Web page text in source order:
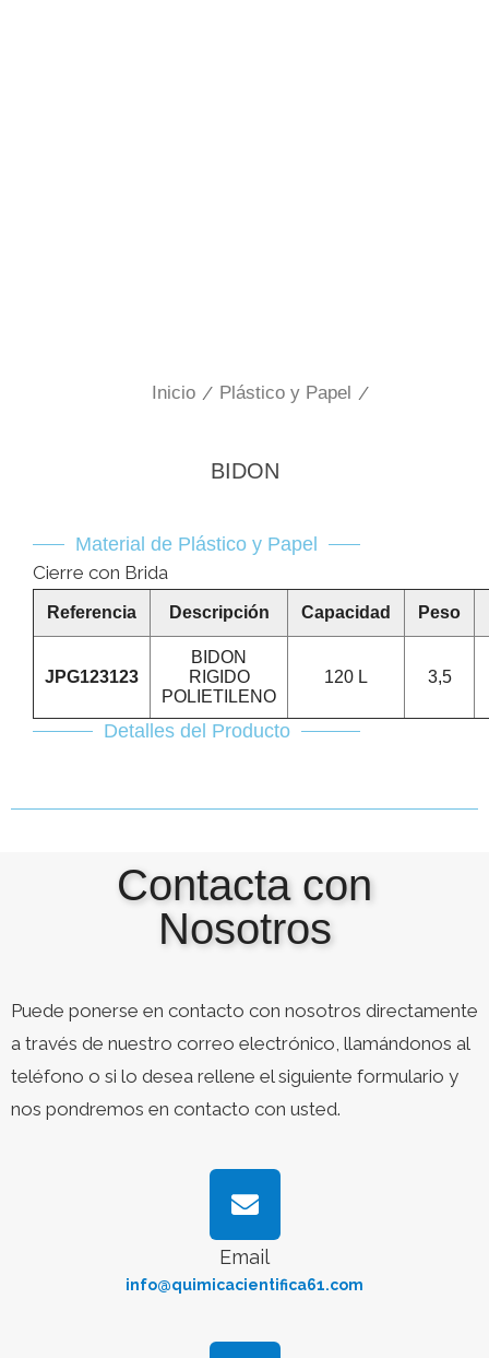
Inicio / Plástico y Papel /
BIDON
Material de Plástico y Papel
Cierre con Brida
Referencia Descripción Capacidad Peso
JPG123123
BIDON
RIGIDO
POLIETILENO
120 L 3,5
Detalles del Producto
Contacta con
Nosotros
Puede ponerse en contacto con nosotros directamente
a través de nuestro correo electrónico, llamándonos al
teléfono o si lo desea rellene el siguiente formulario y
nos pondremos en contacto con usted.
Email
info@quimicacientifica61.com